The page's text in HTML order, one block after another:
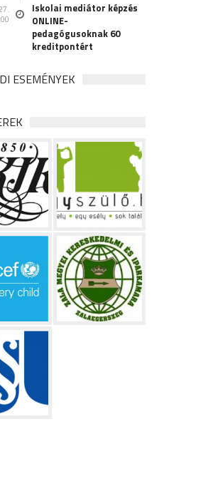
Iskolai mediátor képzés
ONLINE-
pedagógusoknak 60
kreditpontért
ESEMÉNYEK